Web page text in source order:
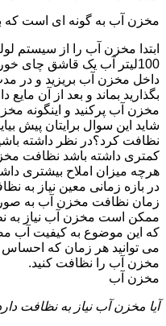
مخزن آب به گونه ای است که
ابتدا مخزن آب را از سیستم
بگذارید بماند و بعد از آن
مخزن آب پرکنید و اینگونه
شاید این سوال برایتان پیش
نظافت کرد؟در نظر داشته
کمتری داشته باشد نظافت
هرچه میزان املاح بیشتری
در بازه زمانی معین نیاز به
زمان نظافت مخزن آب به
ممکن است مخزن آب نیاز به
که این موضوع به کیفیت آب
می توانید هر زمان که احساس
مخزن آب را نظافت کنید.
مخزن آب
آیا مخزن آب نیاز به نظافت